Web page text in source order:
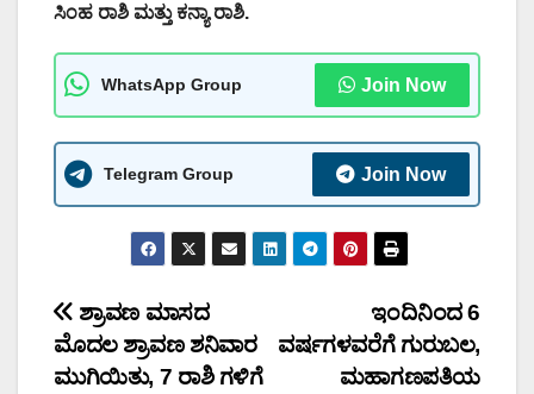
ಸಿಂಹ ರಾಶಿ ಮತ್ತು ಕನ್ಯಾ ರಾಶಿ.
WhatsApp Group Join Now
Telegram Group Join Now
Post
navigation
ಇಂದಿನಿಂದ 6
ವರ್ಷಗಳವರೆಗೆ ಗುರುಬಲ,
ಮಹಾಗಣಪತಿಯ
ಶ್ರಾವಣ ಮಾಸದ
ಮೊದಲ ಶ್ರಾವಣ ಶನಿವಾರ
ಮುಗಿಯಿತು, 7 ರಾಶಿ ಗಳಿಗೆ